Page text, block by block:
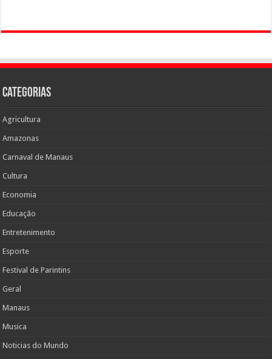
Categorias
Agricultura
Amazonas
Carnaval de Manaus
Cultura
Economia
Educação
Entretenimento
Esporte
Festival de Parintins
Geral
Manaus
Musica
Noticias do Mundo